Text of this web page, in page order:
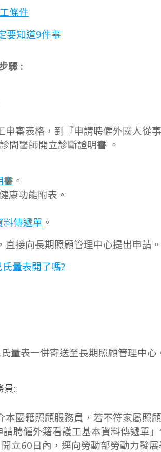
條件
要知道9件事
驟 :
審表格，到『申請聘僱外國人從
間醫師開立診斷證明書 。
書 。
康功能附表。
料傳遞單 。
接向長期照顧管理中心提出申請。
量表開了嗎?
量表一併寄送至長期照顧管理中心
員:
國籍照顧服務員，若不符家屬照顧
聘僱外籍看護工基本資料傳遞單
立60日內，逕向勞動部勞動力發